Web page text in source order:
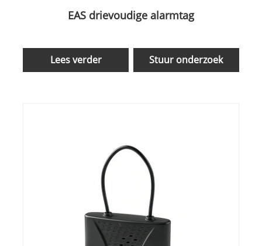
EAS drievoudige alarmtag
Lees verder Stuur onderzoek